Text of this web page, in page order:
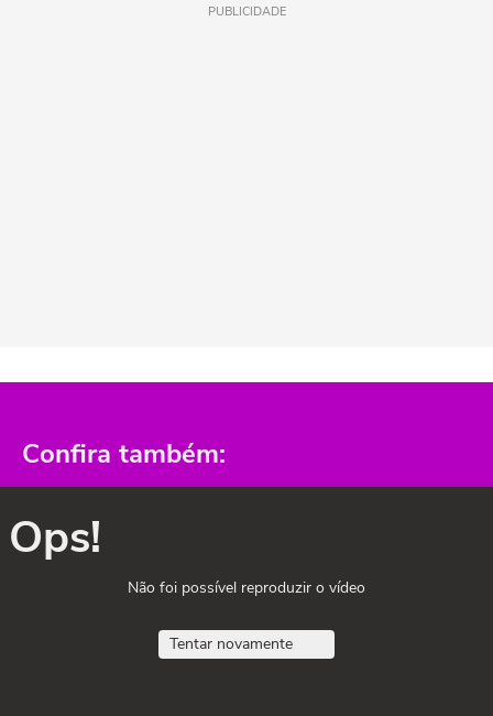
PUBLICIDADE
Confira também:
Ops!
Não foi possível reproduzir o vídeo
Tentar novamente